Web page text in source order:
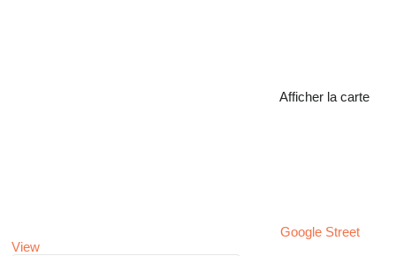
Afficher la carte
Google Street
View